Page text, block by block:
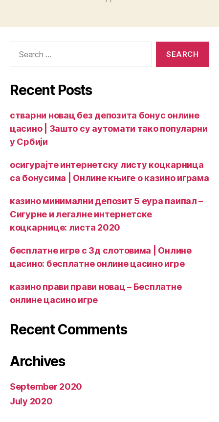
Recent Posts
стварни новац без депозита бонус онлине
цасино | Зашто су аутомати тако популарни
у Србији
осигурајте интернетску листу коцкарница
са бонусима | Онлине књиге о казино играма
казино минимални депозит 5 еура паипал –
Сигурне и легалне интернетске
коцкарнице: листа 2020
бесплатне игре с 3д слотовима | Онлине
цасино: бесплатне онлине цасино игре
казино прави прави новац – Бесплатне
онлине цасино игре
Recent Comments
Archives
September 2020
July 2020